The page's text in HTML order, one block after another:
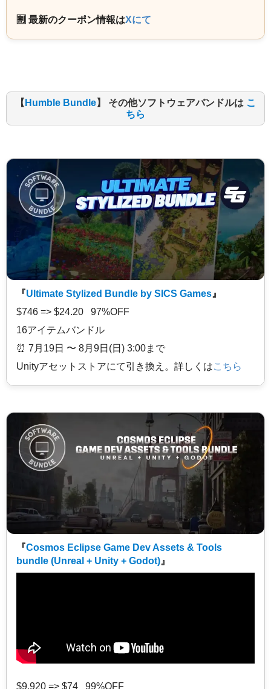
🈹 最新のクーポン情報はXにて
【 Humble Bundle】 その他ソフトウェアバンドルは こ
ちら
『Ultimate Stylized Bundle by SICS Games 』
$746 => $24.20 97%OFF
16アイテムバンドル
⏰️ 7月19日 〜 8月9日(日) 3:00まで
Unityアセットストアにて引き換え。詳しくはこちら
『Cosmos Eclipse Game Dev Assets & Tools
bundle (Unreal + Unity + Godot) 』
$9,920 => $74 99%OFF